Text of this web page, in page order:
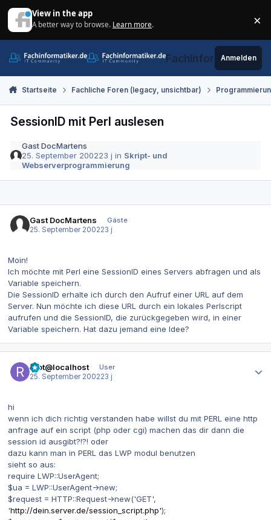
View in the app
A better way to browse. Learn more. ×
Fachinformatiker.de
Anmelden
Startseite Fachliche Foren (legacy, unsichtbar)
SessionID mit Perl auslesen
Gast DocMartens
25. September 200223 j in Skript- und
Webserverprogrammierung
Gast DocMartens
Gäste
25. September 200223 j
Moin!
Ich möchte mit Perl eine SessionID eines Servers abfragen und als
Variable speichern.
Die SessionID erhalte ich durch den Aufruf einer URL auf dem
Server. Nun möchte ich diese URL durch ein lokales Perlscript
aufrufen und die SessionID, die zurückgegeben wird, in einer
Variable speichern. Hat dazu jemand eine Idee?
root@localhost
User
25. September 200223 j
hi
wenn ich dich richtig verstanden habe willst du mit PERL eine http
anfrage auf ein script (php oder cgi) machen das dir dann die
session id ausgibt?!?! oder
dazu kann man in PERL das LWP modul benutzen
sieht so aus:
require LWP::UserAgent;
$ua = LWP::UserAgent->new;
$request = HTTP::Request->new('GET',
'http://dein.server.de/session_script.php');